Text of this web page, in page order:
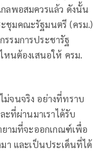
ลพอสมควรแล้ว ดังนั้น
ชุมคณะรัฐมนตรี (ครม.)
รมการประชารัฐ
หนต้องเสนอให้ ครม.
จนจริง อย่างที่ทราบ
ะที่ผ่านมาเราได้รับ
ยามที่จะออกเกณฑ์เพื่อ
า และเป็นประเด็นที่ได้